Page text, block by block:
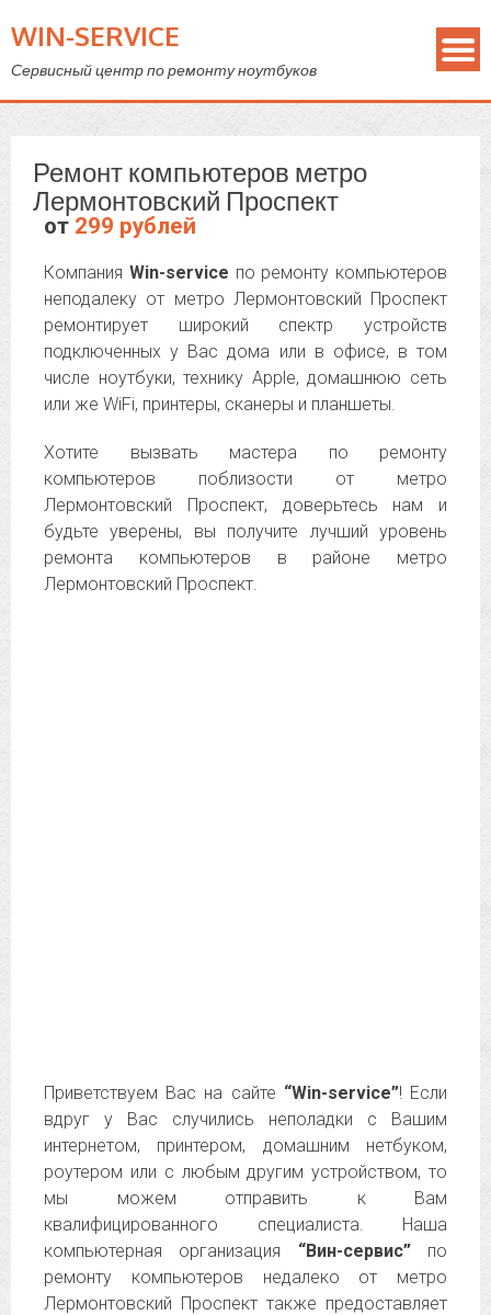
WIN-SERVICE
Сервисный центр по ремонту ноутбуков
Ремонт компьютеров метро
Лермонтовский Проспект
от 299 рублей
Компания Win-service по ремонту компьютеров
неподалеку от метро Лермонтовский Проспект
ремонтирует широкий спектр устройств
подключенных у Вас дома или в офисе, в том
числе ноутбуки, технику Apple, домашнюю сеть
или же WiFi, принтеры, сканеры и планшеты.
Хотите вызвать мастера по ремонту
компьютеров поблизости от метро
Лермонтовский Проспект, доверьтесь нам и
будьте уверены, вы получите лучший уровень
ремонта компьютеров в районе метро
Лермонтовский Проспект.
Приветствуем Вас на сайте “Win-service”! Если
вдруг у Вас случились неполадки с Вашим
интернетом, принтером, домашним нетбуком,
роутером или с любым другим устройством, то
мы можем отправить к Вам
квалифицированного специалиста. Наша
компьютерная организация “Вин-сервис”по
ремонту компьютеров недалеко от метро
Лермонтовский Проспект также предоставляет